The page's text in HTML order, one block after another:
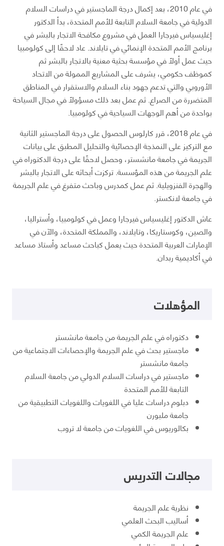
في عام 2010، بعد إكمال درجة الماجستير في دراسات السلام
الدولية في جامعة السلام التابعة للأمم المتحدة، بدأ الدكتور
إغليسياس فيرجارا العمل في مشروع مكافحة الاتجار بالبشر في
برنامج الأمم المتحدة الإنمائي في تايلاند. عاد لاحقًا إلى كولومبيا
حيث عمل أولاً في مؤسسة بحثية معنية بالاتجار بالبشر ثم
كموظف حكومي، يشرف على المشاريع الممولة من الاتحاد
الأوروبي والتي تدعم جهود بناء السلام والاستقرار في المناطق
المتضررة من الصراع. ثم عمل بعد ذلك مسؤولاً في مجال السياحة
بواحدة من أهم الوجهات السياحية في كولومبيا.
في عام 2018، قرر كارلوس الحصول على درجة الماجستير الثانية
مع التركيز على النمذجة الإحصائية والتحليل المطبق على بيانات
الجريمة في جامعة مانشستر، وحصل لاحقًا على درجة الدكتوراه في
علم الجريمة من هذه المؤسسة. تركزت أبحاثه على الاتجار بالبشر
والهجرة الفنزويلية. ثم عمل كمدرس وباحث متفرغ في علم الجريمة
في جامعة لانكستر.
عاش الدكتور إغليسياس فيرجارا وعمل في كولومبيا، وأستراليا،
والصين، وكوستاريكا، وتايلاند، والمملكة المتحدة، والآن في
الإمارات العربية المتحدة حيث يعمل كباحث مساعد وأستاذ مساعد
في أكاديمية ربدان.
المؤهلات
دكتوراه في علم الجريمة من جامعة مانشستر
ماجستير بحث في علم الجريمة والإحصاءات الاجتماعية من
جامعة مانشستر
ماجستير في دراسات السلام الدولي من جامعة السلام
التابعة للأمم المتحدة
دبلوم دراسات عليا في اللغويات واللغويات التطبيقية من
جامعة ملبورن
بكالوريوس في اللغويات من جامعة لا تروب
مجالات التدريس
نظرية علم الجريمة
أساليب البحث العلمي
علم الجريمة الكمي